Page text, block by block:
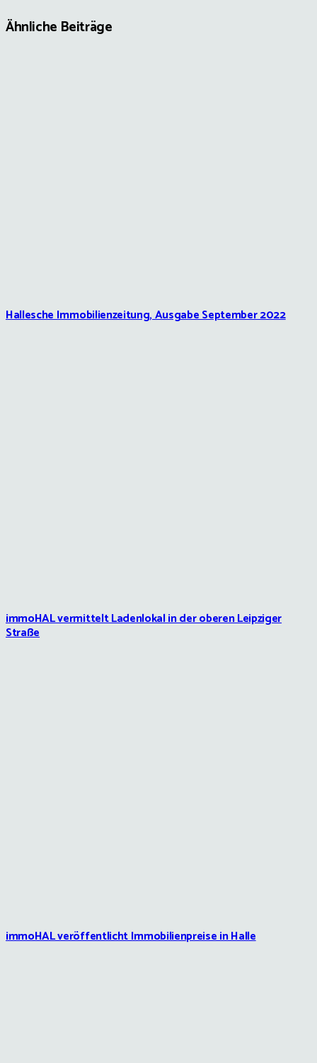
Ähnliche Beiträge
Hallesche Immobilienzeitung, Ausgabe September 2022
immoHAL vermittelt Ladenlokal in der oberen Leipziger
Straße
immoHAL veröffentlicht Immobilienpreise in Halle